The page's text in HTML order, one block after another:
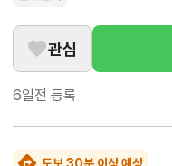
관심
6일전 등록